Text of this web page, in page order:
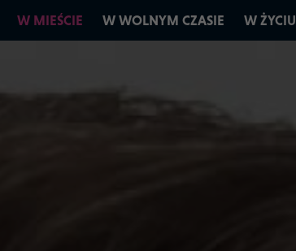
W MIEŚCIE W WOLNYM CZASIE W ŻYCIU